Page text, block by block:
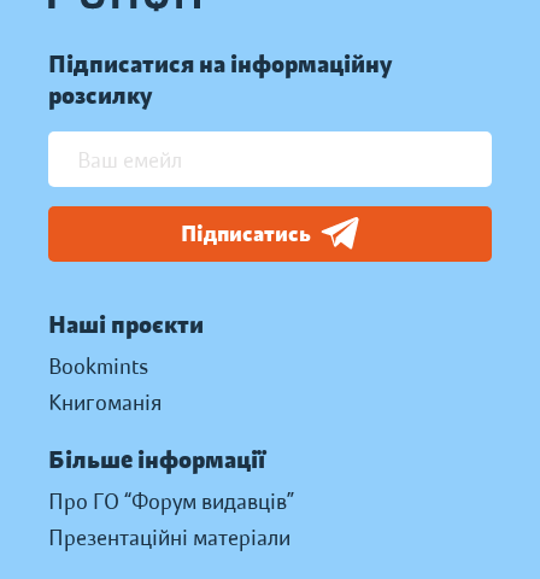
Підписатися на інформаційну
розсилку
Підписатись
Наші проєкти
Bookmints
Книгоманія
Більше інформації
Про ГО “Форум видавців”
Презентаційні матеріали